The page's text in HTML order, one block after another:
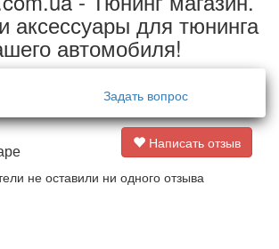
аксессуары для тюнинга
автомобиля!
Задать вопрос
Написать отзыв
не оставили ни одного отзыва